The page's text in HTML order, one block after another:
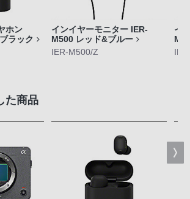
ホン
ラック
インイヤーモニター IER-
M500 レッド&ブルー
IER-M500/Z
イ
た商品